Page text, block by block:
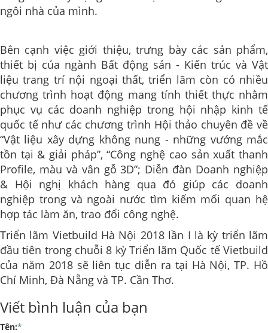
ngôi nhà của mình.
Bên cạnh việc giới thiệu, trưng bày các sản phẩm,
thiết bị của ngành Bất động sản - Kiến trúc và Vật
liệu trang trí nội ngoại thất, triển lãm còn có nhiều
chương trình hoạt động mang tính thiết thực nhằm
phục vụ các doanh nghiệp trong hội nhập kinh tế
quốc tế như các chương trình Hội thảo chuyên đề về
“Vật liệu xây dựng không nung - những vướng mắc
tồn tại & giải pháp”, “Công nghệ cao sản xuất thanh
Profile, màu và vân gỗ 3D”; Diễn đàn Doanh nghiệp
& Hội nghị khách hàng qua đó giúp các doanh
nghiệp trong và ngoài nước tìm kiếm mối quan hệ
hợp tác làm ăn, trao đổi công nghệ.
Triển lãm Vietbuild Hà Nội 2018 lần I là kỳ triển lãm
đầu tiên trong chuỗi 8 kỳ Triển lãm Quốc tế Vietbuild
của năm 2018 sẽ liên tục diễn ra tại Hà Nội, TP. Hồ
Chí Minh, Đà Nẵng và TP. Cần Thơ.
Viết bình luận của bạn
Tên:*